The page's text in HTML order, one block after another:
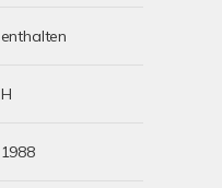
enthalten
H
1988